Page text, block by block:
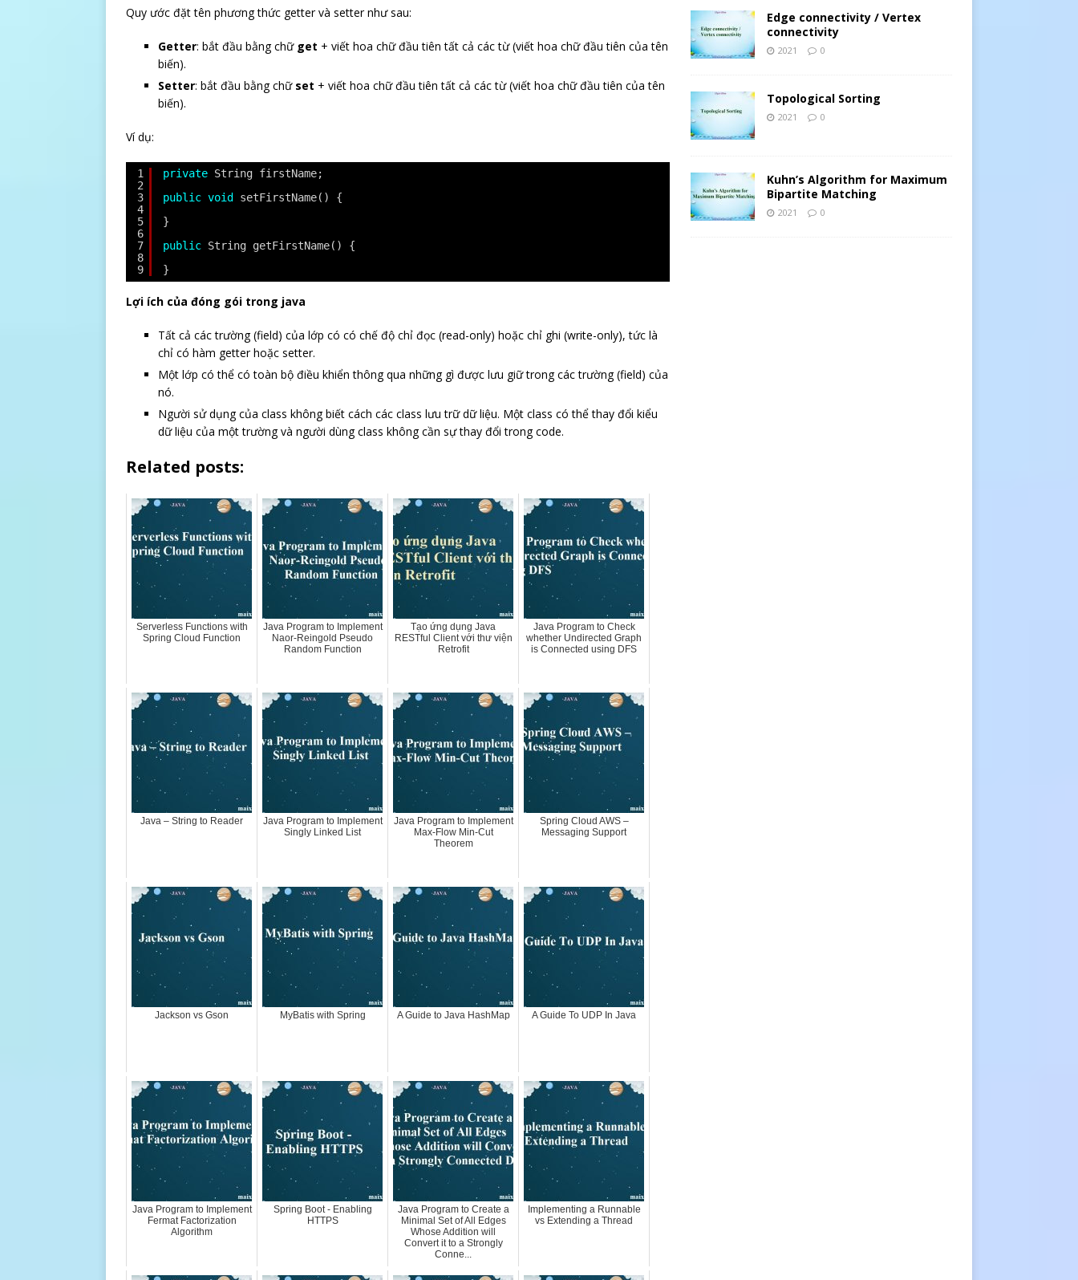
Quy ước đặt tên phương thức getter và setter như sau:
Getter: bắt đầu bằng chữ get + viết hoa chữ đầu tiên tất cả các từ (viết hoa chữ đầu tiên của tên
biến).
Setter: bắt đầu bằng chữ set + viết hoa chữ đầu tiên tất cả các từ (viết hoa chữ đầu tiên của tên
biến).
Ví dụ:
1
2
3
4
5
6
7
8
9
private String firstName;
public void
setFirstName() {
}
public String getFirstName() {
}
Lợi ích của đóng gói trong java
Tất cả các trường (field) của lớp có có chế độ chỉ đọc (read-only) hoặc chỉ ghi (write-only), tức là
chỉ có hàm getter hoặc setter.
Một lớp có thể có toàn bộ điều khiển thông qua những gì được lưu giữ trong các trường (field) của
nó.
Người sử dụng của class không biết cách các class lưu trữ dữ liệu. Một class có thể thay đổi kiểu
dữ liệu của một trường và người dùng class không cần sự thay đổi trong code.
Related posts:
Serverless Functions with
Spring Cloud Function
Java Program to Implement
Naor-Reingold Pseudo
Random Function
Tạo ứng dụng Java
RESTful Client với thư viện
Retrofit
Java Program to Check
whether Undirected Graph
is Connected using DFS
Java – String to Reader
Java Program to Implement
Singly Linked List
Java Program to Implement
Max-Flow Min-Cut
Theorem
Spring Cloud AWS –
Messaging Support
Jackson vs Gson MyBatis with Spring A Guide to Java HashMap A Guide To UDP In Java
Java Program to Implement
Fermat Factorization
Algorithm
Spring Boot - Enabling
HTTPS
Java Program to Create a
Minimal Set of All Edges
Whose Addition will
Convert it to a Strongly
Conne...
Implementing a Runnable
vs Extending a Thread
Edge connectivity / Vertex
connectivity
2021 0
Topological Sorting
2021 0
Kuhn’s Algorithm for Maximum
Bipartite Matching
2021 0